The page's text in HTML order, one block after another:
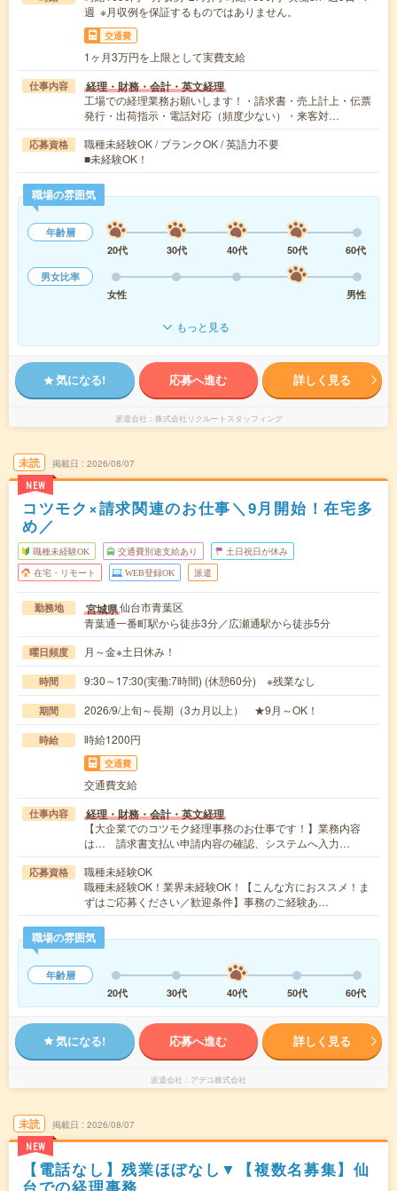
週 ※月収例を保証するものではありません。
交通費
1ヶ月3万円を上限として実費支給
仕事内容 経理・財務・会計・英文経理
工場での経理業務お願いします！・請求書・売上計上・伝票
発行・出荷指示・電話対応（頻度少ない）・来客対…
応募資格
職種未経験OK / ブランクOK / 英語力不要
■未経験OK！
職場の雰囲気
年齢層
20代
30代 40代 50代
60代
男女比率
女性
男性
もっと見る
気になる! 応募へ進む 詳しく見る
派遣会社 株式会社リクルートスタッフィング
未読
NEW
掲載日 2026/08/07
コツモク×請求関連のお仕事＼9月開始！在宅多
め／
職種未経験OK 交通費別途支給あり 土日祝日が休み
在宅・リモート WEB登録OK 派遣
勤務地 宮城県仙台市青葉区
青葉通一番町駅から徒歩3分／広瀬通駅から徒歩5分
曜日頻度 月～金※土日休み！
時間 9:30～17:30(実働:7時間) (休憩60分) ※残業なし
期間 2026/9/上旬～長期（3カ月以上） ★9月～OK！
時給 時給1200円
交通費
交通費支給
仕事内容 経理・財務・会計・英文経理
【大企業でのコツモク経理事務のお仕事です！】業務内容
は… 請求書支払い申請内容の確認、システムへ入力…
応募資格
職種未経験OK
職種未経験OK！業界未経験OK！【こんな方におススメ！ま
ずはご応募ください／歓迎条件】事務のご経験あ…
職場の雰囲気
年齢層
20代
30代 40代 50代 60代
気になる! 応募へ進む 詳しく見る
派遣会社 アデコ株式会社
未読
NEW
掲載日 2026/08/07
【電話なし】残業ほぼなし▼【複数名募集】仙
台での経理事務